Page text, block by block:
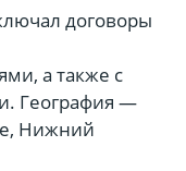
договоры
а также с
География —
Нижний